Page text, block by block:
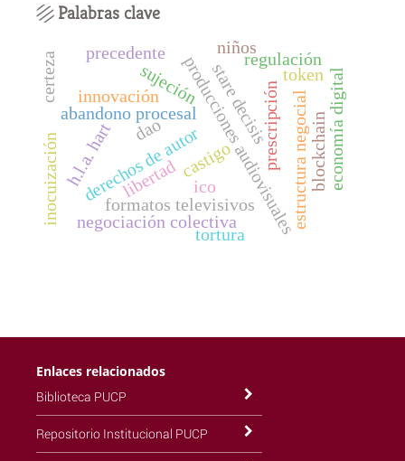
Palabras clave
derechos de autorproducciones audiovisuales
formatos televisivos
negociación colectiva
estructura negocial
abandono procesal prescripción
sujeción
castigo
h.l.a. hart blockchain
token
ico
dao
innovación economía digital
regulación
precedente
stare decisis
inocuización
certeza
niños
libertad
tortura
Enlaces relacionados
Biblioteca PUCP
Repositorio Institucional PUCP